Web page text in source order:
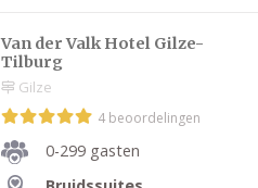
Van der Valk Hotel Gilze-
Tilburg
Gilze
4 beoordelingen
0-299 gasten